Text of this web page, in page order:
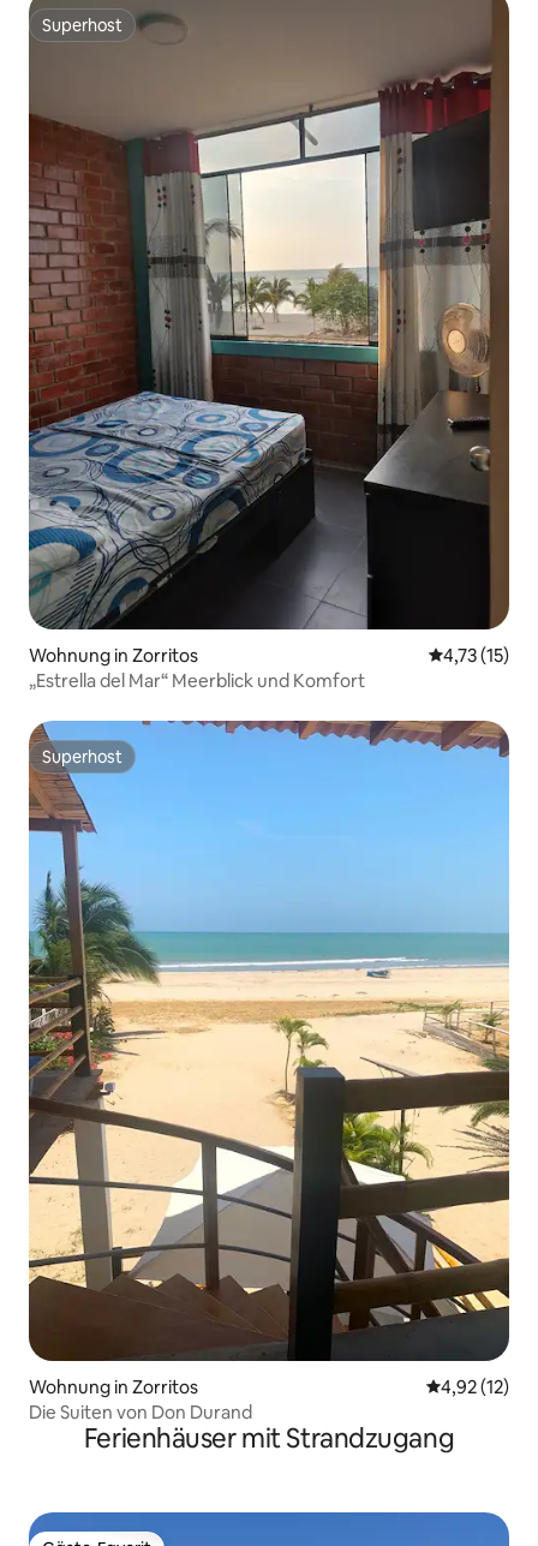
Superhost
Superhost
Wohnung in Zorritos
4,73 (15)
„Estrella del Mar“ Meerblick und Komfort
Superhost
Superhost
Wohnung in Zorritos
4,92 (12)
Die Suiten von Don Durand
Ferienhäuser mit Strandzugang